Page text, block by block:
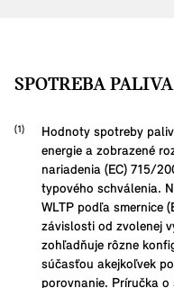
SPOTREBA
Hodnoty spotreby
energie a zobrazené
nariadenia (EC) 715/
typového schválenia.
WLTP podľa smernice
závislosti od zvolenej
zohľadňuje rôzne
súčasťou akejkoľvek
porovnanie. Príručka